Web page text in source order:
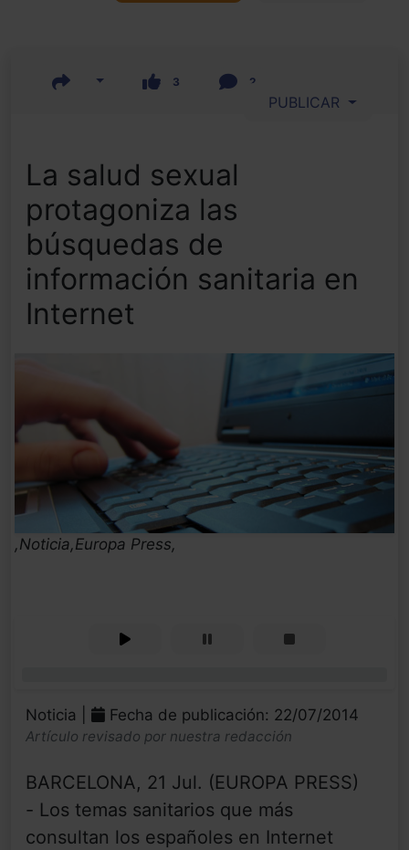
3 2
PUBLICAR
La salud sexual
protagoniza las
búsquedas de
información sanitaria en
Internet
,Noticia,Europa Press,
Noticia | Fecha de publicación: 22/07/2014
Artículo revisado por nuestra redacción
BARCELONA, 21 Jul. (EUROPA PRESS)
- Los temas sanitarios que más
consultan los españoles en Internet